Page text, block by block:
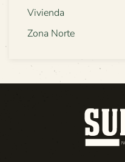
Vivienda
Zona Norte